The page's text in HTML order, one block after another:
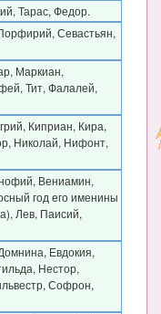
Тарас, Федор.
Севастьян,
Маркиан,
Тит, Фалалей,
Киприан, Кира,
Николай, Нифонт,
Вениамин,
год его именины
Лев, Паисий,
Евдокия,
Нестор,
Софрон,